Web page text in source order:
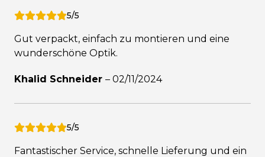
5/5
Gut verpackt, einfach zu montieren und eine
wunderschöne Optik.
Khalid Schneider – 02/11/2024
5/5
Fantastischer Service, schnelle Lieferung und ein